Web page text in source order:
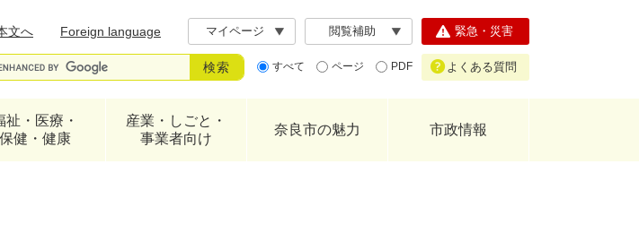
文へ
Foreign language マイページ 閲覧補助
すべて ページ PDF
緊急・災害
よくある質問
祉・医療・
保健・健康
産業・しごと・
事業者向け
奈良市の魅力 市政情報